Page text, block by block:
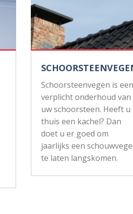
Schoorsteenvegen is een
verplicht onderhoud van
uw schoorsteen. Heeft u
thuis een kachel? Dan
doet u er goed om
jaarlijks een
te laten langskomen.